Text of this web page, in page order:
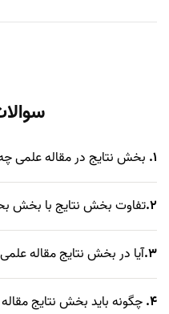
1. بخش نتایج در مقاله علمی
2.تفاوت بخش نتایج با بخش
3.آیا در بخش نتایج مقاله
4. چگونه باید بخش نتایج